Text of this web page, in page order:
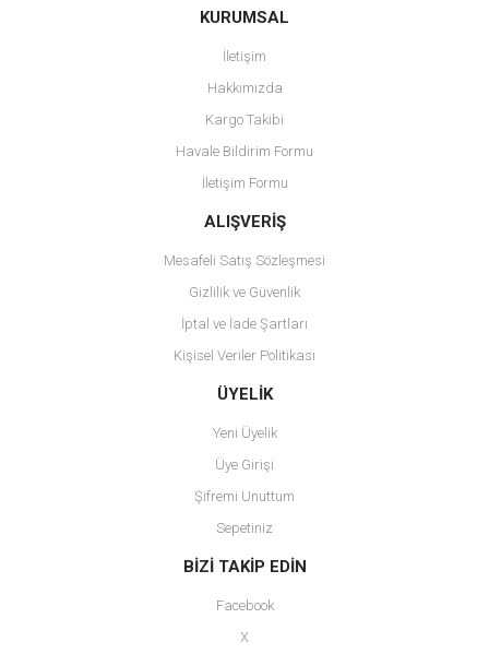
Bu ürüne ilk yorumu siz yapın!
Ürün resmi kalitesiz, bozuk veya görüntülenemiyor.
Ürün açıklamasında eksik bilgiler bulunuyor.
Ürün bilgilerinde hatalar bulunuyor.
Ürün fiyatı diğer sitelerden daha pahalı.
Bu ürüne benzer farklı alternatifler olmalı.
Gönder
KURUMSAL
İletişim
Hakkımızda
Kargo Takibi
Havale Bildirim Formu
İletişim Formu
ALIŞVERİŞ
Mesafeli Satış Sözleşmesi
Gizlilik ve Güvenlik
İptal ve İade Şartları
Kişisel Veriler Politikası
ÜYELİK
Yeni Üyelik
Üye Girişi
Şifremi Unuttum
Sepetiniz
BİZİ TAKİP EDİN
Facebook
X